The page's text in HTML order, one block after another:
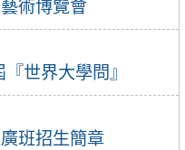
術博覽會
世界大學問』
班招生簡章